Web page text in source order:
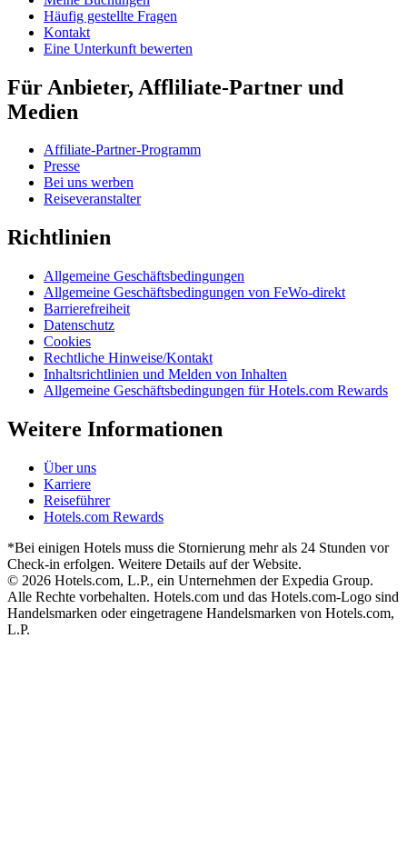
Häufig gestellte Fragen
Kontakt
Eine Unterkunft bewerten
Für Anbieter, Affliliate-Partner und
Medien
Affiliate-Partner-Programm
Presse
Bei uns werben
Reiseveranstalter
Richtlinien
Allgemeine Geschäftsbedingungen
Allgemeine Geschäftsbedingungen von FeWo-direkt
Barrierefreiheit
Datenschutz
Cookies
Rechtliche Hinweise/Kontakt
Inhaltsrichtlinien und Melden von Inhalten
Allgemeine Geschäftsbedingungen für Hotels.com Rewards
Weitere Informationen
Über uns
Karriere
Reiseführer
Hotels.com Rewards
*Bei einigen Hotels muss die Stornierung mehr als 24 Stunden vor
Check-in erfolgen. Weitere Details auf der Website.
© 2026 Hotels.com, L.P., ein Unternehmen der Expedia Group.
Alle Rechte vorbehalten. Hotels.com und das Hotels.com-Logo sind
Handelsmarken oder eingetragene Handelsmarken von Hotels.com,
L.P.